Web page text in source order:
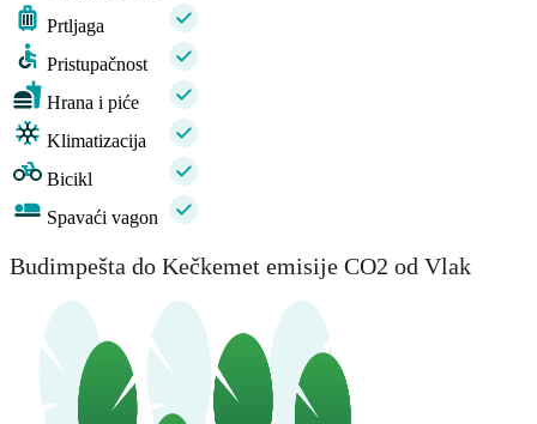
Prtljaga
Pristupačnost
Hrana i piće
Klimatizacija
Bicikl
Spavaći vagon
Budimpešta do Kečkemet emisije CO2 od Vlak